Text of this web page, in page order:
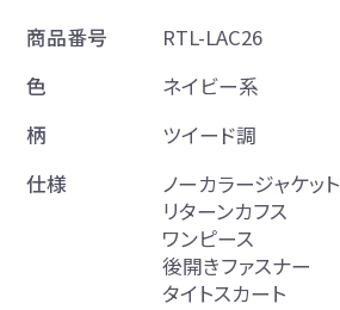
商品番号
RTL-LAC26
色
ネイビー系
柄
ツイード調
仕様
ノーカラージャケット
リターンカフス
ワンピース
後開きファスナー
タイトスカート